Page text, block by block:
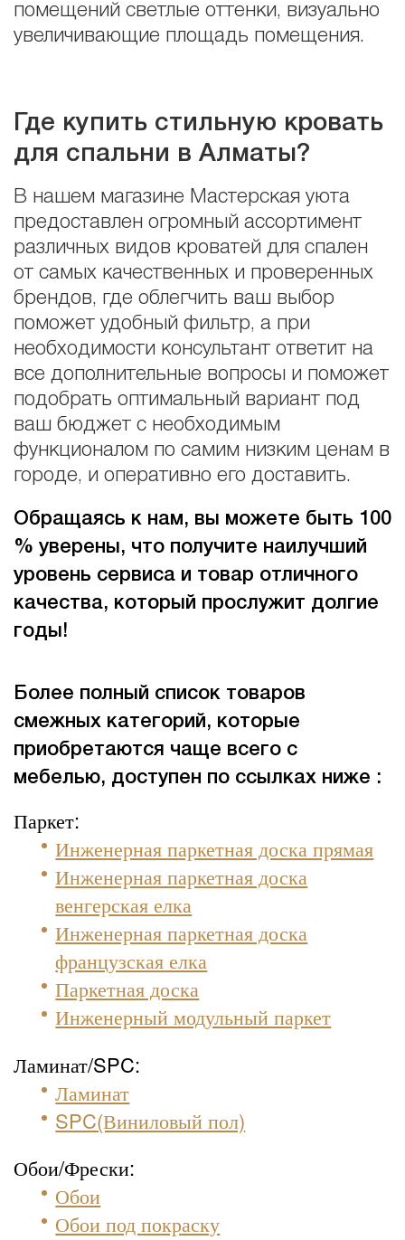
помещений светлые оттенки, визуально
увеличивающие площадь помещения.
Где купить стильную кровать
для спальни в Алматы?
В нашем магазине Мастерская уюта
предоставлен огромный ассортимент
различных видов кроватей для спален
от самых качественных и проверенных
брендов, где облегчить ваш выбор
поможет удобный фильтр, а при
необходимости консультант ответит на
все дополнительные вопросы и поможет
подобрать оптимальный вариант под
ваш бюджет с необходимым
функционалом по самим низким ценам в
городе, и оперативно его доставить.
Обращаясь к нам, вы можете быть 100
% уверены, что получите наилучший
уровень сервиса и товар отличного
качества, который прослужит долгие
годы!
Более полный список товаров
смежных категорий, которые
приобретаются чаще всего с
мебелью, доступен по ссылках ниже :
Паркет:
Инженерная паркетная доска прямая
Инженерная паркетная доска
венгерская елка
Инженерная паркетная доска
французская елка
Паркетная доска
Инженерный модульный паркет
Ламинат/SPC:
Ламинат
SPC(Виниловый пол)
Обои/Фрески:
Обои
Обои под покраску